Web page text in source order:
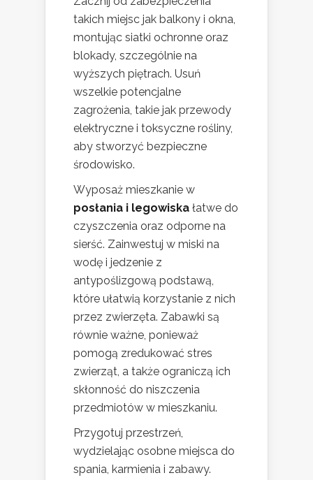
takich miejsc jak balkony i okna,
montując siatki ochronne oraz
blokady, szczególnie na
wyższych piętrach. Usuń
wszelkie potencjalne
zagrożenia, takie jak przewody
elektryczne i toksyczne rośliny,
aby stworzyć bezpieczne
środowisko.
Wyposaż mieszkanie w
posłania i legowiska łatwe do
czyszczenia oraz odporne na
sierść. Zainwestuj w miski na
wodę i jedzenie z
antypoślizgową podstawą,
które ułatwią korzystanie z nich
przez zwierzęta. Zabawki są
równie ważne, ponieważ
pomogą zredukować stres
zwierząt, a także ograniczą ich
skłonność do niszczenia
przedmiotów w mieszkaniu.
Przygotuj przestrzeń,
wydzielając osobne miejsca do
spania, karmienia i zabawy.